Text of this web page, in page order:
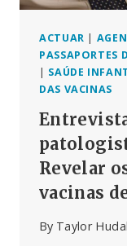
ACTUAR |
PASSAPORTES
| SAÚDE
DAS VACINAS
Revelar
vacinas
By Taylor